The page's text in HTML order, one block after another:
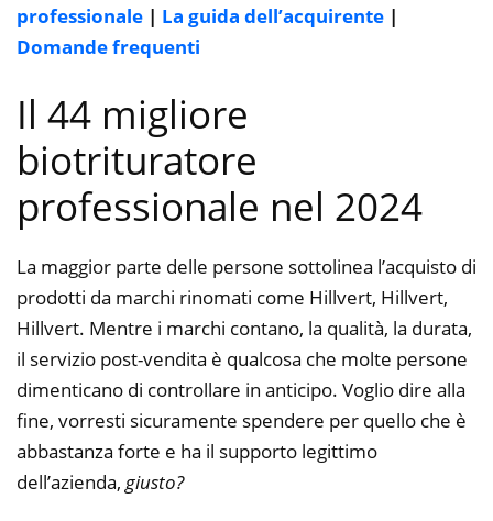
professionale | La guida dell’acquirente |
Domande frequenti
Il 44 migliore
biotrituratore
professionale nel 2024
La maggior parte delle persone sottolinea l’acquisto di
prodotti da marchi rinomati come Hillvert, Hillvert,
Hillvert. Mentre i marchi contano, la qualità, la durata,
il servizio post-vendita è qualcosa che molte persone
dimenticano di controllare in anticipo. Voglio dire alla
fine, vorresti sicuramente spendere per quello che è
abbastanza forte e ha il supporto legittimo
dell’azienda, giusto?